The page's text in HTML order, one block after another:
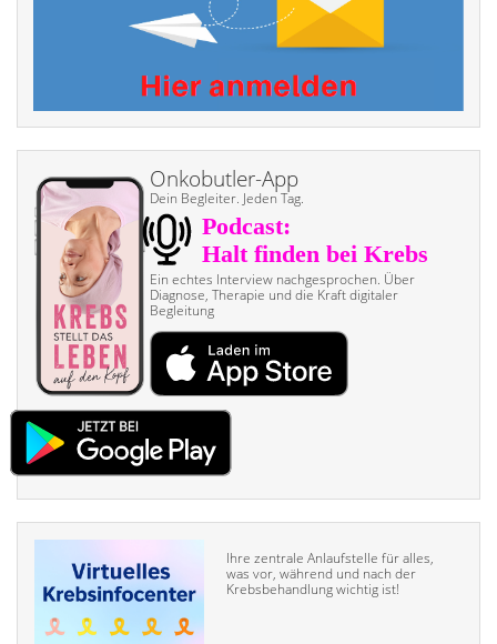
Onkobutler-App
Dein Begleiter. Jeden Tag.
Ein echtes Interview nach­gesprochen. Über
Diagnose, Therapie und die Kraft digitaler
Begleitung
Ihre zentrale Anlaufstelle für alles,
was vor, während und nach der
Krebsbehandlung wichtig ist!